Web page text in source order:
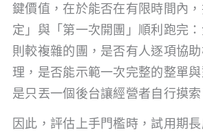
鍵價值，在於能否在有限時間內
定」與「第一次開團」順利跑完
則較複雜的團，是否有人逐項協
理，是否能示範一次完整的整單
是只丟一個後台讓經營者自行摸索
因此，評估上手門檻時，試用期